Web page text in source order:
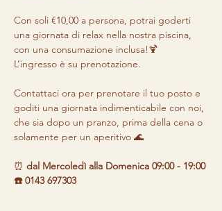
Con soli €10,00 a persona, potrai goderti
una giornata di relax nella nostra piscina,
con una consumazione inclusa!🍹
L’ingresso è su prenotazione.
Contattaci ora per prenotare il tuo posto e
goditi una giornata indimenticabile con noi,
che sia dopo un pranzo, prima della cena o
solamente per un aperitivo 🌊
⏰ dal Mercoledì alla Domenica 09:00 - 19:00
☎️ 0143 697303